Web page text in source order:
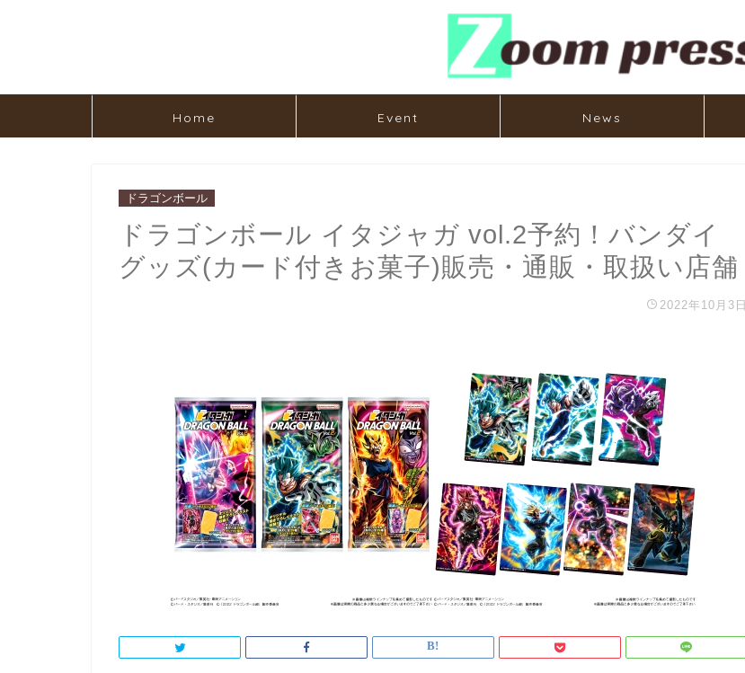
Home Event News
ドラゴンボール
ドラゴンボール イタジャガ vol.2予約！バンダイ
グッズ(カード付きお菓子)販売・通販・取扱い店舗
2022年10月3日